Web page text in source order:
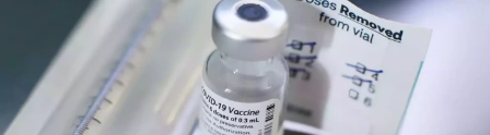
SPOLEČNOST
SPORT
SLEDUJTE NÁS NA|